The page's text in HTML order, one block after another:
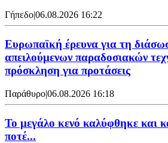
Γήπεδο|06.08.2026 16:22
Ευρωπαϊκή έρευνα για τη
απειλούμενων παραδοσιακών
πρόσκληση για προτάσεις
Παράθυρο|06.08.2026 16:18
Το μεγάλο κενό καλύφθηκε και
ποτέ...